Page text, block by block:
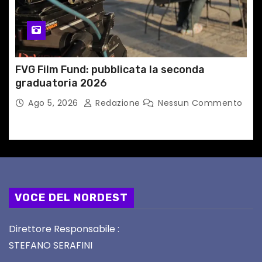
FVG Film Fund: pubblicata la seconda
graduatoria 2026
Ago 5, 2026 Redazione Nessun Commento
VOCE DEL NORDEST
Direttore Responsabile :
STEFANO SERAFINI